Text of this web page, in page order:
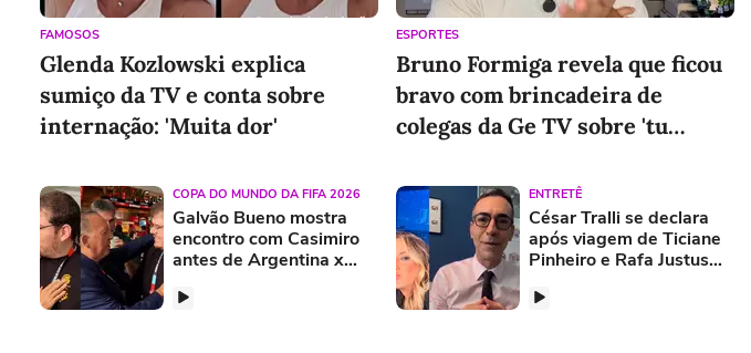
FAMOSOS
Glenda Kozlowski explica
sumiço da TV e conta sobre
internação: 'Muita dor'
ESPORTES
Bruno Formiga revela que ficou
bravo com brincadeira de
colegas da Ge TV sobre 'tu
COPA DO MUNDO DA FIFA 2026
Galvão Bueno mostra
encontro com Casimiro
antes de Argentina x
garoto'
ENTRETÊ
César Tralli se declara
após viagem de Ticiane
Pinheiro e Rafa Justus
aniversário: 'Vai ficar na